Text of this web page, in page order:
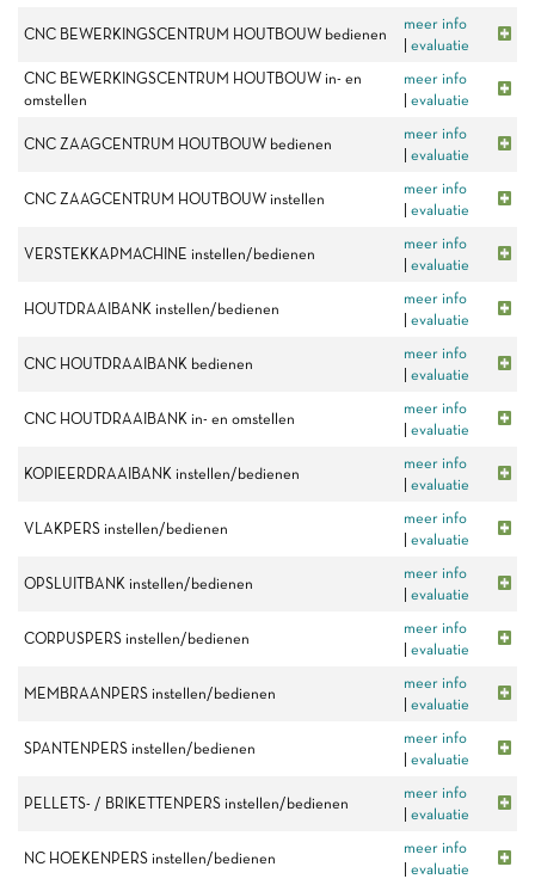
CNC BEWERKINGSCENTRUM HOUTBOUW bedienen
meer info
evaluatie
CNC BEWERKINGSCENTRUM HOUTBOUW in- en
omstellen
meer info
evaluatie
CNC ZAAGCENTRUM HOUTBOUW bedienen
meer info
evaluatie
CNC ZAAGCENTRUM HOUTBOUW instellen
meer info
evaluatie
VERSTEKKAPMACHINE instellen/bedienen
meer info
evaluatie
HOUTDRAAIBANK instellen/bedienen
meer info
evaluatie
CNC HOUTDRAAIBANK bedienen
meer info
evaluatie
CNC HOUTDRAAIBANK in- en omstellen
meer info
evaluatie
KOPIEERDRAAIBANK instellen/bedienen
meer info
evaluatie
VLAKPERS instellen/bedienen
meer info
evaluatie
OPSLUITBANK instellen/bedienen
meer info
evaluatie
CORPUSPERS instellen/bedienen
meer info
evaluatie
MEMBRAANPERS instellen/bedienen
meer info
evaluatie
SPANTENPERS instellen/bedienen
meer info
evaluatie
PELLETS- / BRIKETTENPERS instellen/bedienen
meer info
evaluatie
NC HOEKENPERS instellen/bedienen
meer info
evaluatie